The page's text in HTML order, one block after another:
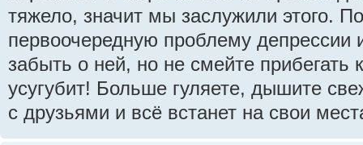
тяжело, значит мы заслужили этого.
первоочередную проблему депрессии
забыть о ней, но не смейте прибегать
усугубит! Больше гуляете, дышите
с друзьями и всё встанет на свои